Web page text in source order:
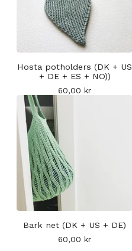
Hosta potholders (DK + US
+ DE + ES + NO))
60,00 kr
Bark net (DK + US + DE)
60,00 kr